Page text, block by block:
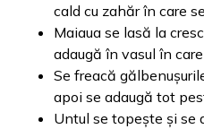
cald cu zahăr în care
Maiaua se lasă la
adaugă în vasul în
Se freacă
apoi se adaugă tot
Untul se topește și se